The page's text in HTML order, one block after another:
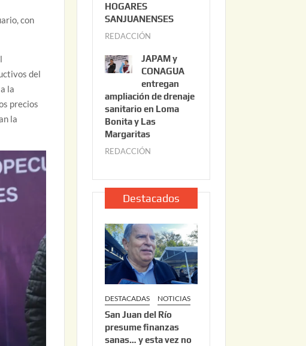
con
del
la
precios
la
0
HOGARES
SANJUANENSES
REDACCIÓN
l
i
o
2
2
2
6
JAPAM y
CONAGUA
entregan
ampliación de drenaje
sanitario en Loma
Bonita y Las
Margaritas
REDACCIÓN
l
i
o
2
2
,
2
0
2
6
Destacados
DESTACADAS NOTICIAS
San Juan del Río
presume finanzas
sanas… y esta vez no